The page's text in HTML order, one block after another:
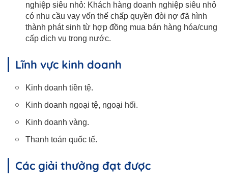
nghiệp siêu nhỏ: Khách hàng doanh nghiệp siêu nhỏ
có nhu cầu vay vốn thế chấp quyền đòi nợ đã hình
thành phát sinh từ hợp đồng mua bán hàng hóa/cung
cấp dịch vụ trong nước.
Lĩnh vực kinh doanh
Kinh doanh tiền tệ.
Kinh doanh ngoại tệ, ngoại hối.
Kinh doanh vàng.
Thanh toán quốc tế.
Các giải thưởng đạt được